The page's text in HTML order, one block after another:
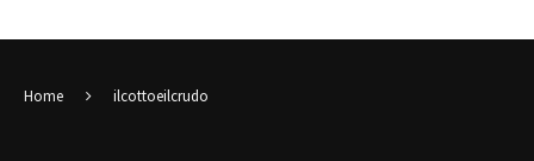
Home ilcottoeilcrudo